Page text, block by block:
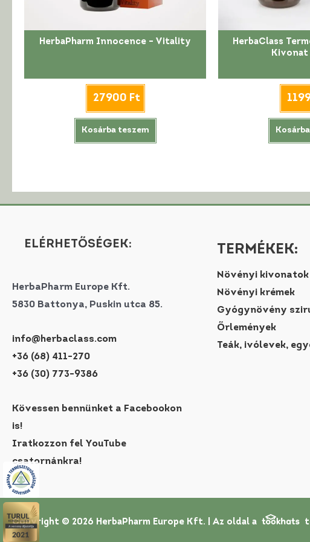
HerbaPharm Innocence – Vitality
27900 Ft
Kosárba teszem
HerbaClass
Kivonat
ELÉRHETŐSÉGEK:
HerbaPharm Europe Kft.
5830 Battonya, Puskin utca 85.
info@herbaclass.com
+36 (68) 411-270
+36 (30) 773-9386
Kövessen bennünket a Facebookon
is!
Iratkozzon fel YouTube
csatornánkra!
TERMÉKEK:
Növényi kivonatok
Növényi krémek
Gyógynövény
Őrlemények
Teák, ivólevek,
Copyright © 2026 HerbaPharm Europe Kft. | Az oldal a